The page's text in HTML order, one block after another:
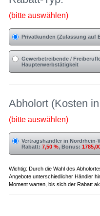
(bitte auswählen)
Privatkunden (Zulassung auf
Gewerbetreibende /
Haupterwerbstätigkeit
Abholort (Kosten
(bitte auswählen)
Vertragshändler in Nordrhein-
Rabatt: 7,50 %, Bonus:
Wichtig: Durch die Wahl des
Angebote unterschiedlicher Händler hinterlegt sind. Bitte nach Auswahl einen kleinen
Moment warten, bis sich der Rabatt